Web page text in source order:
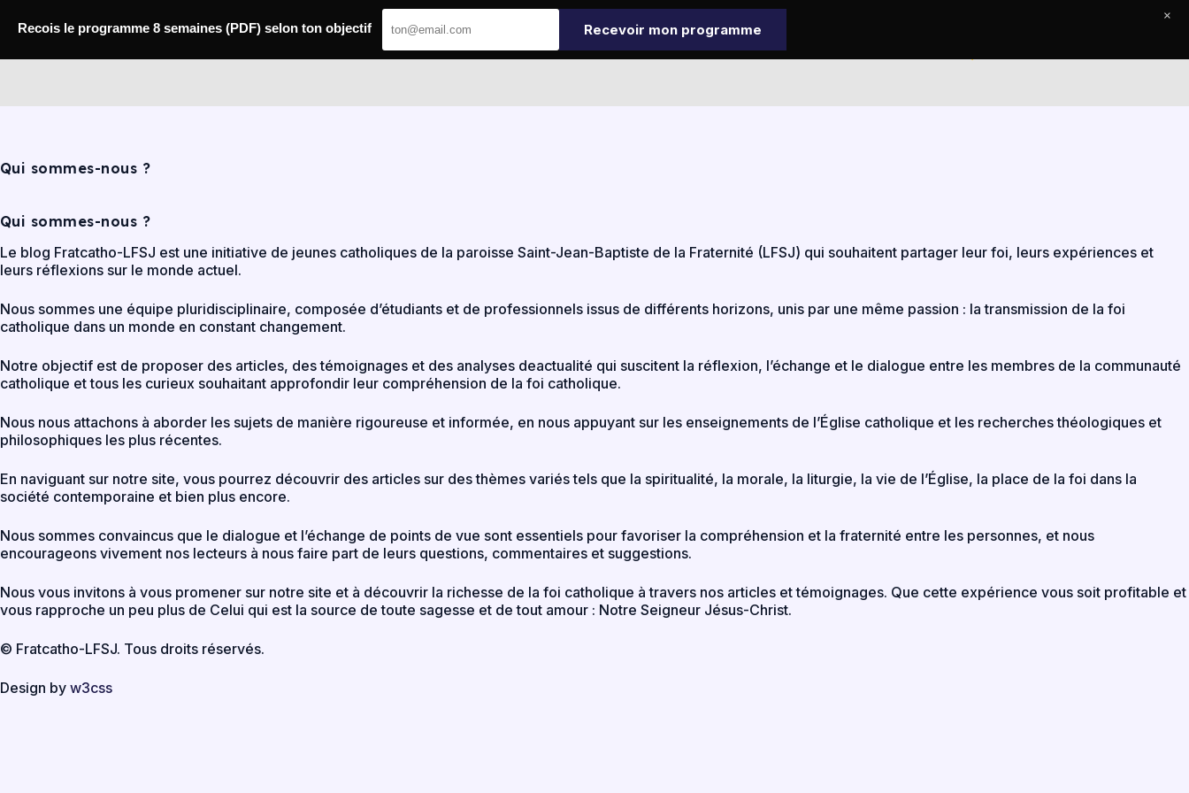
Accueil
Qui sommes-nous ?
Qui sommes-nous ?
Le blog Fratcatho-LFSJ est une initiative de jeunes catholiques de la paroisse Saint-Jean-Baptiste de la Fraternité (LFSJ) qui souhaitent partager leur foi, leurs expériences et
leurs réflexions sur le monde actuel.
Nous sommes une équipe pluridisciplinaire, composée d’étudiants et de professionnels issus de différents horizons, unis par une même passion : la transmission de la foi
catholique dans un monde en constant changement.
Notre objectif est de proposer des articles, des témoignages et des analyses deactualité qui suscitent la réflexion, l’échange et le dialogue entre les membres de la communauté
catholique et tous les curieux souhaitant approfondir leur compréhension de la foi catholique.
Nous nous attachons à aborder les sujets de manière rigoureuse et informée, en nous appuyant sur les enseignements de l’Église catholique et les recherches théologiques et
philosophiques les plus récentes.
En naviguant sur notre site, vous pourrez découvrir des articles sur des thèmes variés tels que la spiritualité, la morale, la liturgie, la vie de l’Église, la place de la foi dans la
société contemporaine et bien plus encore.
Nous sommes convaincus que le dialogue et l’échange de points de vue sont essentiels pour favoriser la compréhension et la fraternité entre les personnes, et nous
encourageons vivement nos lecteurs à nous faire part de leurs questions, commentaires et suggestions.
Nous vous invitons à vous promener sur notre site et à découvrir la richesse de la foi catholique à travers nos articles et témoignages. Que cette expérience vous soit profitable et
vous rapproche un peu plus de Celui qui est la source de toute sagesse et de tout amour : Notre Seigneur Jésus-Christ.
© Fratcatho-LFSJ. Tous droits réservés.
Design by w3css
Recois le programme 8 semaines (PDF) selon ton objectif Recevoir mon programme
×